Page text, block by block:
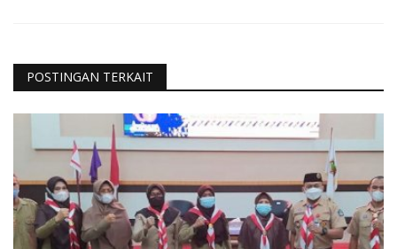
POSTINGAN TERKAIT